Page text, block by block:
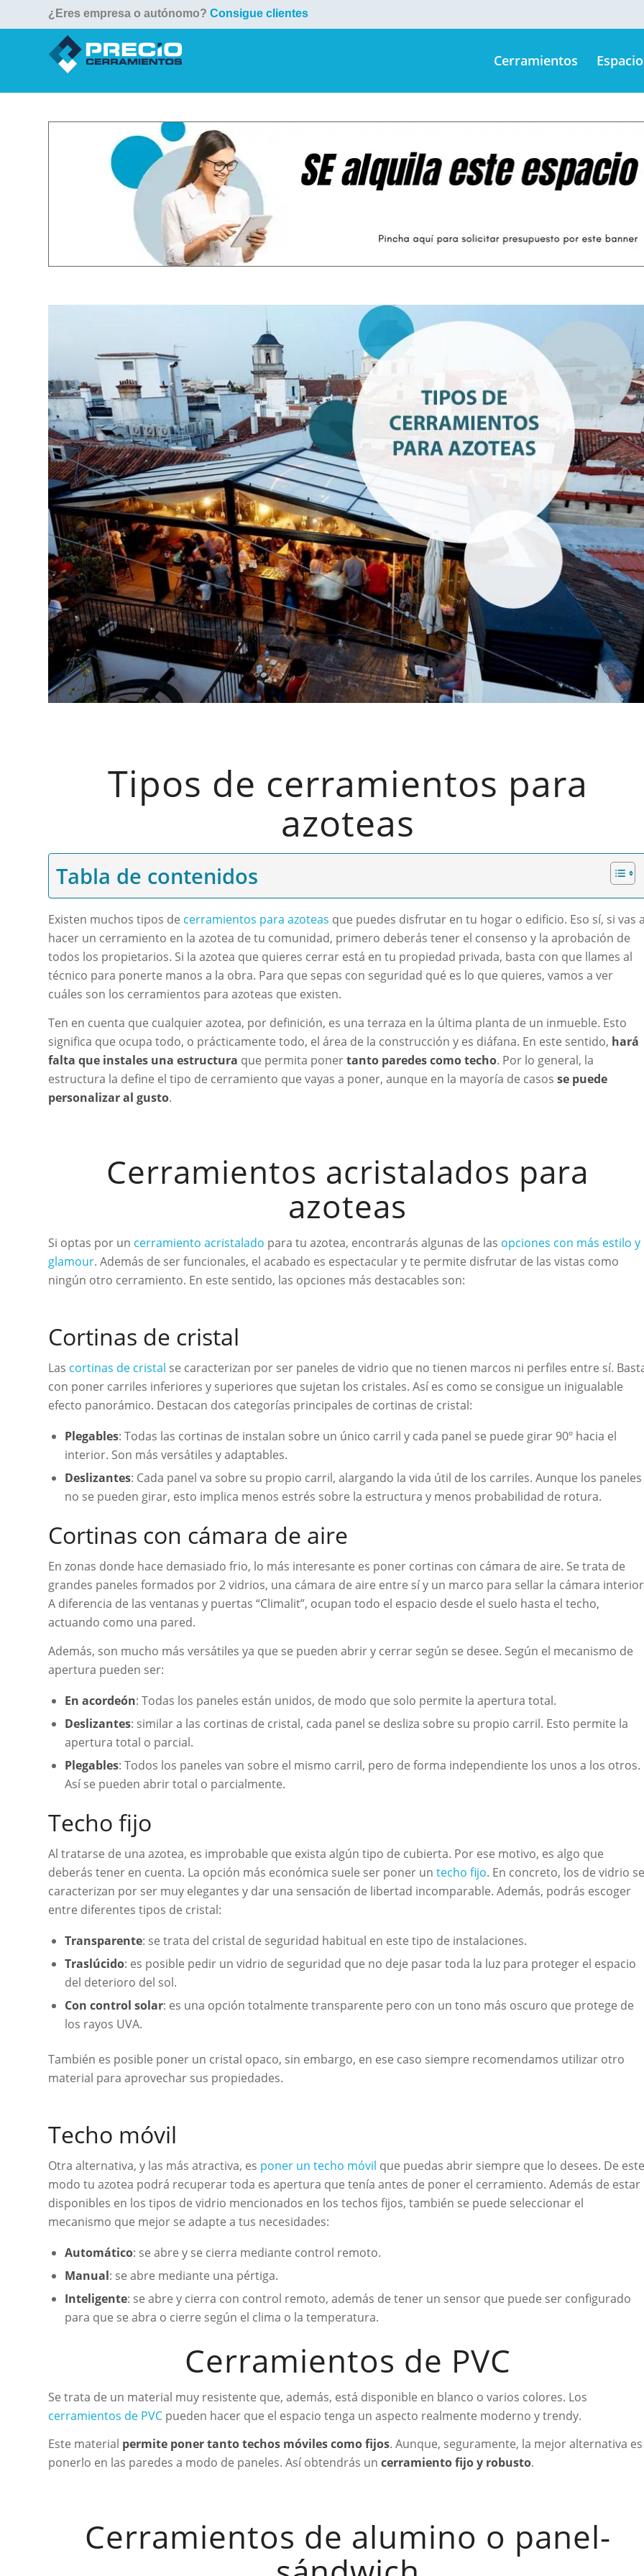
¿Eres empresa o autónomo? Consigue clientes
Cerramientos
Tipos de cerramientos para
azoteas
Tabla de contenidos
Existen muchos tipos de cerramientos para azoteas que puedes disfrutar en tu hogar o edificio. Eso sí, si vas
hacer un cerramiento en la azotea de tu comunidad, primero deberás tener el consenso y la aprobación de
todos los propietarios. Si la azotea que quieres cerrar está en tu propiedad privada, basta con que llames al
técnico para ponerte manos a la obra. Para que sepas con seguridad qué es lo que quieres, vamos a ver
cuáles son los cerramientos para azoteas que existen.
Ten en cuenta que cualquier azotea, por definición, es una terraza en la última planta de un inmueble. Esto
significa que ocupa todo, o prácticamente todo, el área de la construcción y es diáfana. En este sentido, hará
falta que instales una estructura que permita ponertanto paredes como techo. Por lo general, la
estructura la define el tipo de cerramiento que vayas a poner, aunque en la mayoría de casos se puede
personalizar al gusto.
Cerramientos acristalados para
azoteas
Si optas por un cerramiento acristalado para tu azotea, encontrarás algunas de las opciones con más estilo y
glamour. Además de ser funcionales, el acabado es espectacular y te permite disfrutar de las vistas como
ningún otro cerramiento. En este sentido, las opciones más destacables son:
Cortinas de cristal
Las cortinas de cristal se caracterizan por ser paneles de vidrio que no tienen marcos ni perfiles entre sí.
con poner carriles inferiores y superiores que sujetan los cristales. Así es como se consigue un inigualable
efecto panorámico. Destacan dos categorías principales de cortinas de cristal:
Plegables: Todas las cortinas de instalan sobre un único carril y cada panel se puede girar 90º hacia el
interior. Son más versátiles y adaptables.
Deslizantes: Cada panel va sobre su propio carril, alargando la vida útil de los carriles. Aunque los paneles
no se pueden girar, esto implica menos estrés sobre la estructura y menos probabilidad de rotura.
Cortinas con cámara de aire
En zonas donde hace demasiado frio, lo más interesante es poner cortinas con cámara de aire. Se trata de
grandes paneles formados por 2 vidrios, una cámara de aire entre sí y un marco para sellar la cámara
A diferencia de las ventanas y puertas “Climalit”, ocupan todo el espacio desde el suelo hasta el techo,
actuando como una pared.
Además, son mucho más versátiles ya que se pueden abrir y cerrar según se desee. Según el mecanismo de
apertura pueden ser:
En acordeón: Todas los paneles están unidos, de modo que solo permite la apertura total.
Deslizantes: similar a las cortinas de cristal, cada panel se desliza sobre su propio carril. Esto permite la
apertura total o parcial.
Plegables: Todos los paneles van sobre el mismo carril, pero de forma independiente los unos a los otros.
Así se pueden abrir total o parcialmente.
Techo fijo
Al tratarse de una azotea, es improbable que exista algún tipo de cubierta. Por ese motivo, es algo que
deberás tener en cuenta. La opción más económica suele ser poner un techo fijo. En concreto, los de vidrio se
caracterizan por ser muy elegantes y dar una sensación de libertad incomparable. Además, podrás escoger
entre diferentes tipos de cristal:
Transparente: se trata del cristal de seguridad habitual en este tipo de instalaciones.
Traslúcido: es posible pedir un vidrio de seguridad que no deje pasar toda la luz para proteger el espacio
del deterioro del sol.
Con control solar: es una opción totalmente transparente pero con un tono más oscuro que protege de
los rayos UVA.
También es posible poner un cristal opaco, sin embargo, en ese caso siempre recomendamos utilizar otro
material para aprovechar sus propiedades.
Techo móvil
Otra alternativa, y las más atractiva, es poner un techo móvil que puedas abrir siempre que lo desees. De este
modo tu azotea podrá recuperar toda es apertura que tenía antes de poner el cerramiento. Además de estar
disponibles en los tipos de vidrio mencionados en los techos fijos, también se puede seleccionar el
mecanismo que mejor se adapte a tus necesidades:
Automático: se abre y se cierra mediante control remoto.
Manual: se abre mediante una pértiga.
Inteligente: se abre y cierra con control remoto, además de tener un sensor que puede ser configurado
para que se abra o cierre según el clima o la temperatura.
Cerramientos de PVC
Se trata de un material muy resistente que, además, está disponible en blanco o varios colores. Los
cerramientos de PVC pueden hacer que el espacio tenga un aspecto realmente moderno y trendy.
Este material permite poner tanto techos móviles como fijos. Aunque, seguramente, la mejor alternativa es
ponerlo en las paredes a modo de paneles. Así obtendrás un cerramiento fijo y robusto.
Cerramientos de alumino o panel-